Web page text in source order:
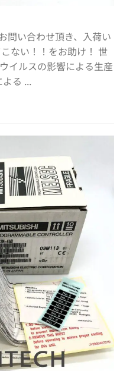
問い合わせ頂き、入荷い
ない！！をお助け！ 世
イルスの影響による生産
る ...